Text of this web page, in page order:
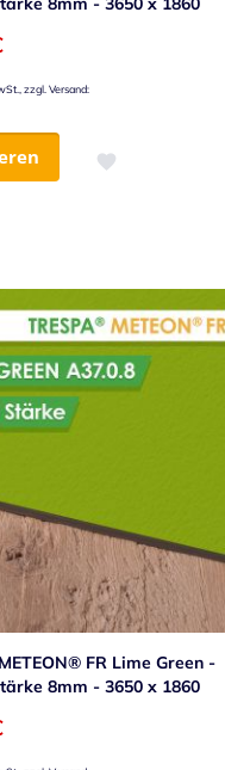
Zur Wunschliste
FR Lime Green -
8mm - 3650 x 1860